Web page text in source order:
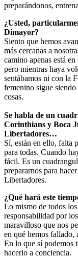
preparándonos,
¿Usted,
Dimayor?
Siento que hemos
más cercanas a
camino apenas está
pero mientras haya
sentábamos ni con la
femenino sigue
cosas.
Se habla de un
Corinthians y Boca
Libertadores…
Sí, están en ello, falta
para todas. Cuando
fácil. Es un
prepararnos para
Libertadores.
¿Qué hará este
Lo mismo de todos
responsabilidad por
maravilloso que nos
en qué hemos fallado,
En lo que sí podemos
hacerlo a conciencia.